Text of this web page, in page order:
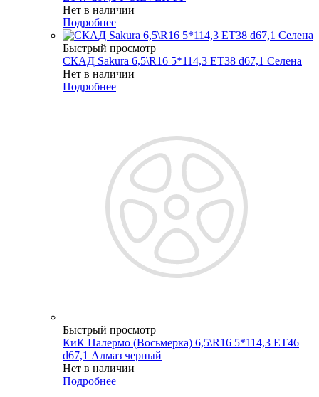
Нет в наличии
Подробнее
Быстрый просмотр
СКАД Sakura 6,5\R16 5*114,3 ET38 d67,1 Селена
Нет в наличии
Подробнее
Быстрый просмотр
КиК Палермо (Восьмерка) 6,5\R16 5*114,3 ET46
d67,1 Алмаз черный
Нет в наличии
Подробнее